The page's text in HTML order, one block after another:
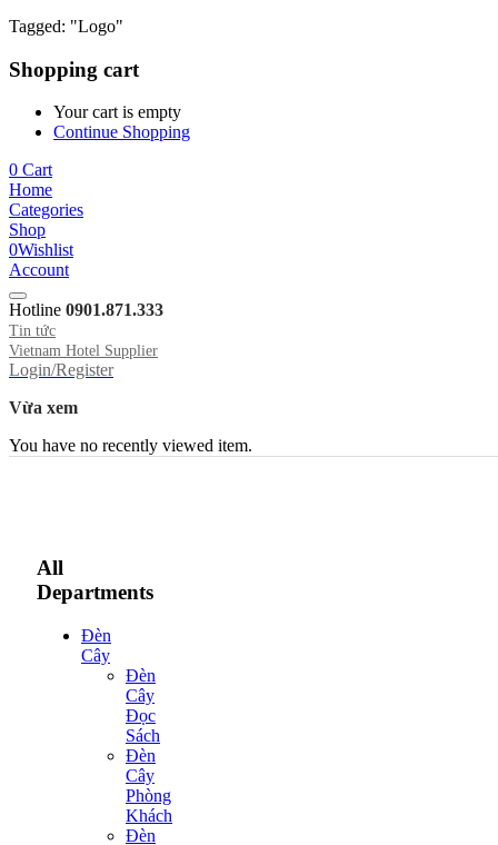
Tagged: "Logo"
Shopping cart
Your cart is empty
Continue Shopping
0 Cart
Home
Categories
Shop
0Wishlist
Account
Hotline 0901.871.333
Tin tức
Vietnam Hotel Supplier
Login/Register
Vừa xem
You have no recently viewed item.
All
Departments
Đèn
Cây
Đèn
Cây
Đọc
Sách
Đèn
Cây
Phòng
Khách
Đèn